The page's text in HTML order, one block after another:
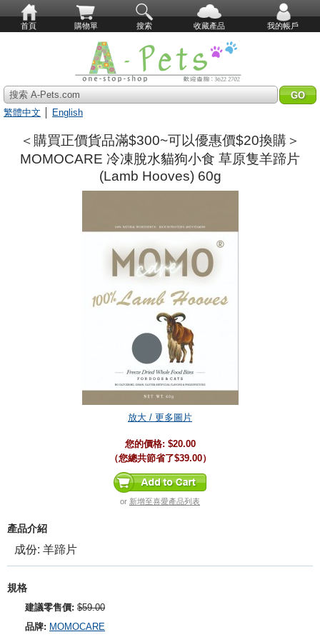
首頁 購物單 搜索 收藏產品 我的帳戶
搜索 A-Pets.com
繁體中文
English
＜購買正價貨品滿$300~可以優惠價$20換購＞
MOMOCARE 冷凍脫水貓狗小食 草原隻羊蹄片
(Lamb Hooves) 60g
放大 / 更多圖片
您的價格: $20.00
（您總共節省了$39.00）
or 新增至喜愛產品列表
產品介紹
成份: 羊蹄片
規格
建議零售價: $59.00
品牌: MOMOCARE